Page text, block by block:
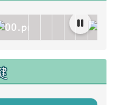
rel=fgallery511959
rel=fgallery511959
title=title=title=uploads/
link to https://
link to https://
link to
link to
link to
link